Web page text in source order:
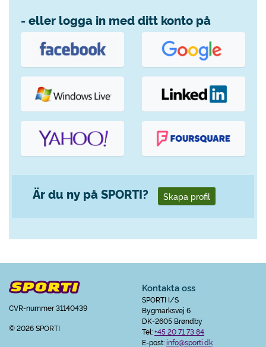
- eller logga in med ditt konto på
Är du ny på SPORTI? Skapa profil
CVR-nummer 31140439
© 2026 SPORTI
Kontakta oss
SPORTI I/S
Bygmarksvej 6
DK-2605 Brøndby
Tel:+45 20 71 73 84
E-post:info@sporti.dk